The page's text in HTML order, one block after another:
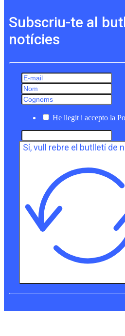
Subscriu-te al
notícies
He llegit i accepto la
Sí, vull rebre el butlletí de